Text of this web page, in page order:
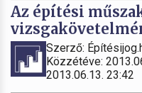
Az építési
Szerző:
Közzétéve:
2013.06.13. 23:42